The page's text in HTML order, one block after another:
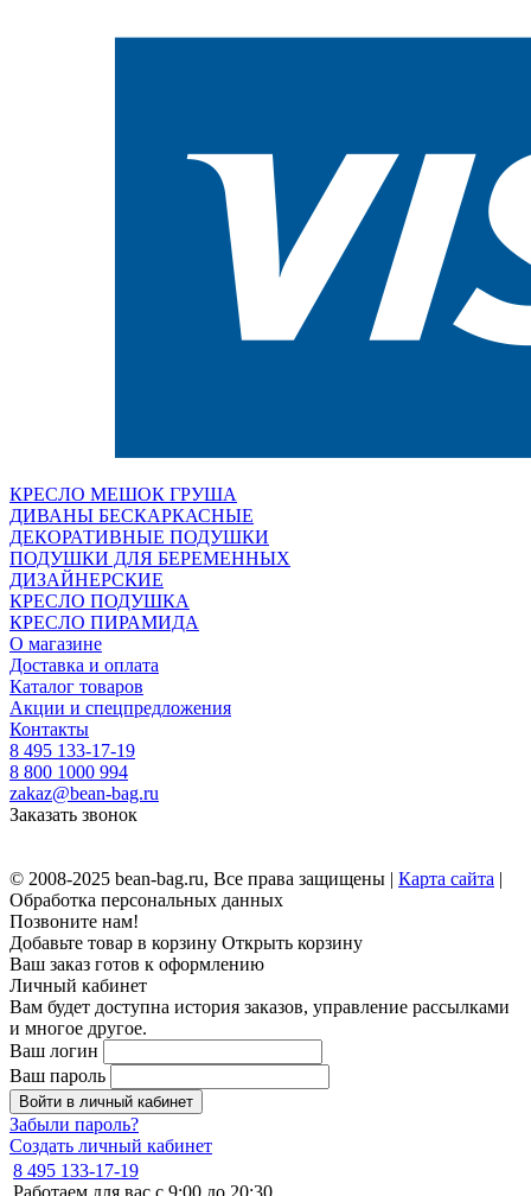
КРЕСЛО МЕШОК ГРУША
ДИВАНЫ БЕСКАРКАСНЫЕ
ДЕКОРАТИВНЫЕ ПОДУШКИ
ПОДУШКИ ДЛЯ БЕРЕМЕННЫХ
ДИЗАЙНЕРСКИЕ
КРЕСЛО ПОДУШКА
КРЕСЛО ПИРАМИДА
О магазине
Доставка и оплата
Каталог товаров
Акции и спецпредложения
Контакты
8 495 133-17-19
8 800 1000 994
zakaz@bean-bag.ru
Заказать звонок
© 2008-2025 bean-bag.ru, Все права защищены | Карта сайта |
Обработка персональных данных
Позвоните нам!
Добавьте товар в корзину Открыть корзину
Ваш заказ готов к оформлению
Личный кабинет
Вам будет доступна история заказов, управление рассылками
и многое другое.
Ваш логин
Ваш пароль
Войти в личный кабинет
Забыли пароль?
Создать личный кабинет
8 495 133-17-19
Работаем для вас с 9:00 до 20:30